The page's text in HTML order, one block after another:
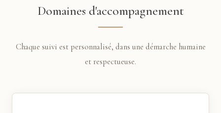
Domaines d'accompagnement
Chaque suivi est personnalisé, dans une démarche humaine
et respectueuse.